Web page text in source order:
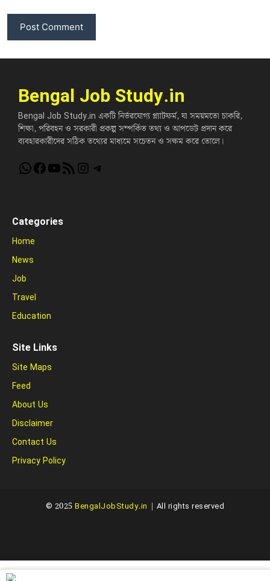
Bengal Job Study.in
Bengal Job Study.in একটি নির্ভরযোগ্য প্ল্যাটফর্ম, যা সময়মতো চাকরি,
শিক্ষা, পরিবহন ও সরকারী প্রকল্প সম্পর্কিত তথ্য ও আপডেট প্রদান করে
ব্যবহারকারীদের সঠিক তথ্যের মাধ্যমে সচেতন ও সক্ষম করে তোলে।
WhatsApp
Facebook
YouTube
RSS FeedInstagram
Telegram
Categories
Home
News
Job
Travel
Education
Site Links
Site Maps
Feed
About Us
Disclaimer
Contact Us
Privacy Policy
© 2025BengalJobStudy.in | All rights reserved